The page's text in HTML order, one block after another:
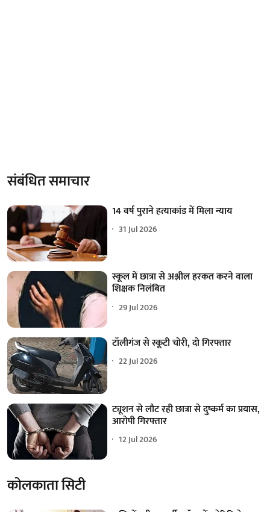
संबंधित समाचार
14 वर्ष पुराने हत्याकांड में मिला न्याय
31 Jul 2026
स्कूल में छात्रा से अश्लील हरकत करने वाला
शिक्षक निलंबित
29 Jul 2026
टॉलीगंज से स्कूटी चोरी, दो गिरफ्तार
22 Jul 2026
ट्यूशन से लौट रही छात्रा से दुष्कर्म का प्रयास,
आरोपी गिरफ्तार
12 Jul 2026
कोलकाता सिटी